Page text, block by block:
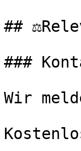
##
###
Wir